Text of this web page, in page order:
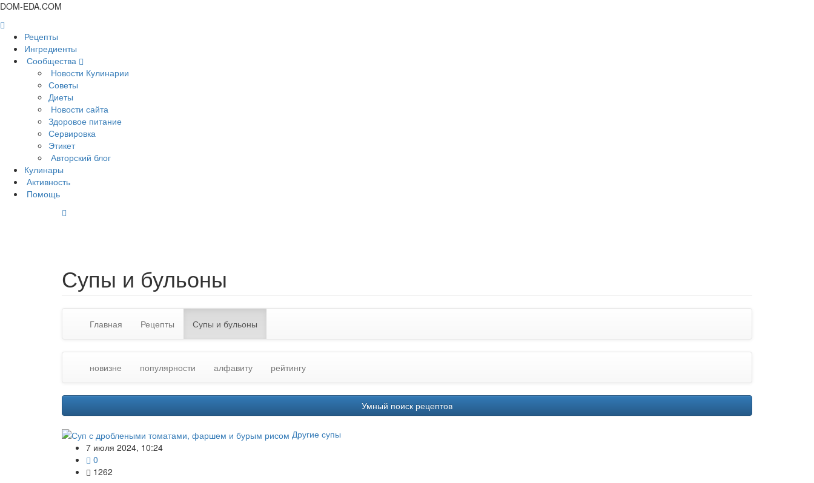
DOM-EDA.COM
Рецепты
Ингредиенты
Сообщества
Новости Кулинарии
Советы
Диеты
Новости сайта
Здоровое питание
Сервировка
Этикет
Авторский блог
Кулинары
Активность
Помощь
Супы и бульоны
Главная Рецепты Супы и бульоны
новизне популярности алфавиту рейтингу
Умный поиск рецептов
Другие супы
7 июля 2024, 10:24
0
1262